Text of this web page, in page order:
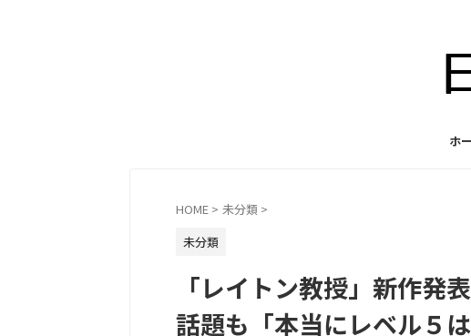
ホ
HOME > 未分類 >
未分類
「レイトン教授」新作発
話題も「本当にレベル５